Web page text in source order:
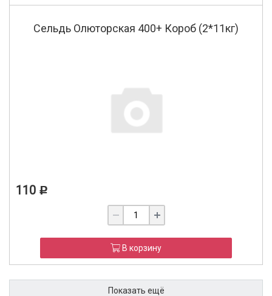
Сельдь Олюторская 400+ Короб (2*11кг)
110 Р
В корзину
Показать ещё